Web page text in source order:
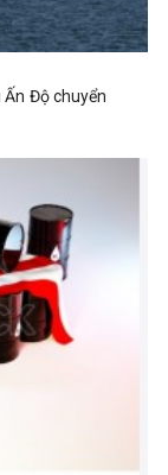
Độ chuyển